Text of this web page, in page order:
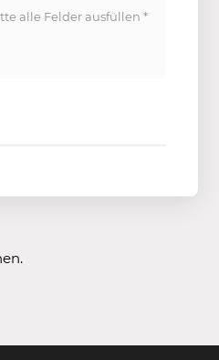
alle Felder ausfüllen*